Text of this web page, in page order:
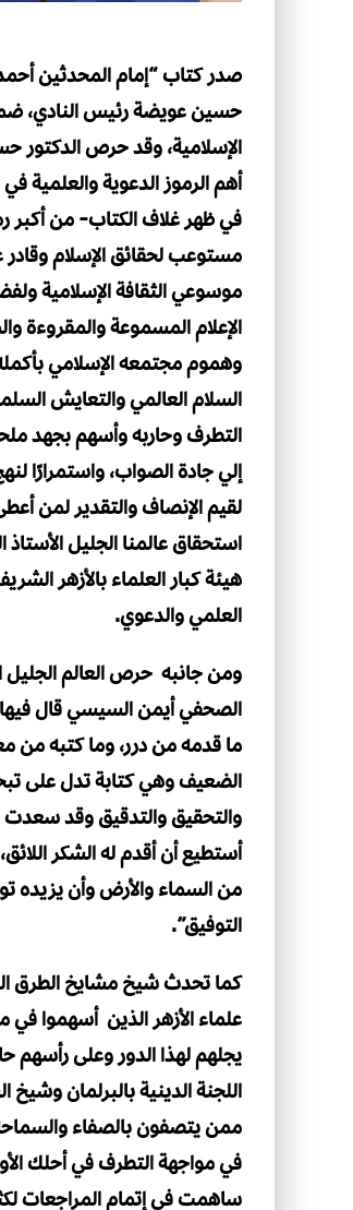
صدر كتاب “إمام المحدثين
حسين عويضة رئيس النادي، ضمن
الإسلامية، وقد حرص الدكتور
أهم الرموز الدعوية والعلمية
في ظهر غلاف الكتاب- من أكبر
مستوعب لحقائق الإسلام
موسوعي الثقافة الإسلامية
الإعلام المسموعة والمقروءة
وهموم مجتمعه الإسلامي
السلام العالمي والتعايش
التطرف وحاربه وأسهم بجهد
إلي جادة الصواب، واستمرارًا
لقيم الإنصاف والتقدير لمن
استحقاق عالمنا الجليل
هيئة كبار العلماء بالأزهر
العلمي والدعوي.
ومن جانبه حرص العالم
الصحفي أيمن السيسي قال
ما قدمه من درر، وما كتبه من
الضعيف وهي كتابة تدل على
والتحقيق والتدقيق وقد سعدت
أستطيع أن أقدم له الشكر
من السماء والأرض وأن يزيده
التوفيق”.
كما تحدث شيخ مشايخ الطرق
علماء الأزهر الذين أسهموا في
يجلهم لهذا الدور وعلى رأسهم
اللجنة الدينية بالبرلمان
ممن يتصفون بالصفاء والسماحة
في مواجهة التطرف في أحلك
ساهمت في إتمام المراجعات